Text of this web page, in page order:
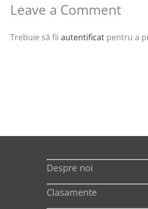
Leave a Comment
Trebuie să fii autentificat pentru a
Despre noi
Clasamente